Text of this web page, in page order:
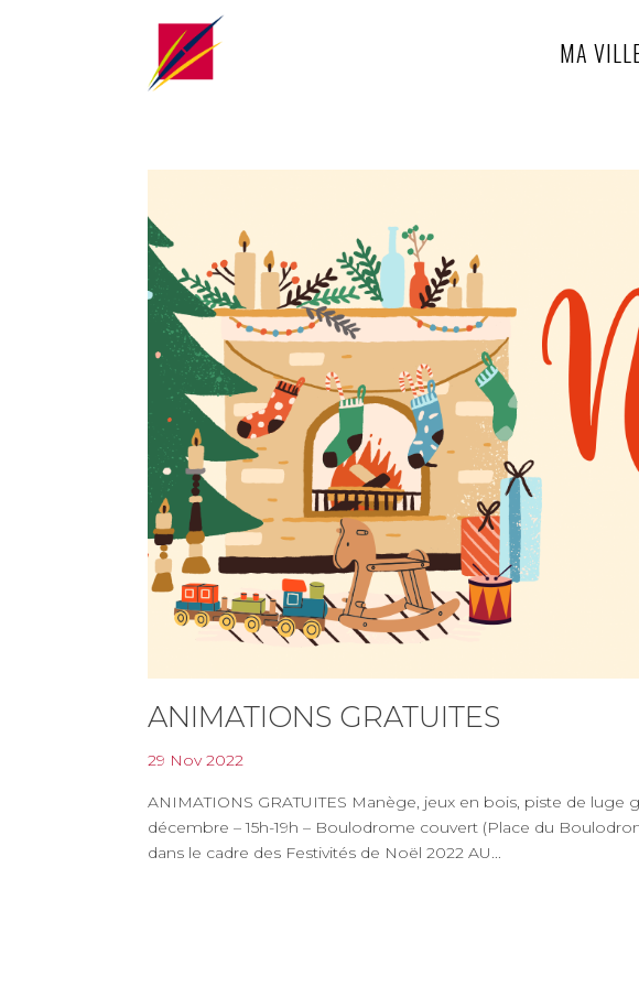
MA
ANIMATIONS GRATUITES
29 Nov 2022
ANIMATIONS GRATUITES Manège, jeux en bois, piste de
décembre – 15h-19h – Boulodrome couvert (Place du
dans le cadre des Festivités de Noël 2022 AU...